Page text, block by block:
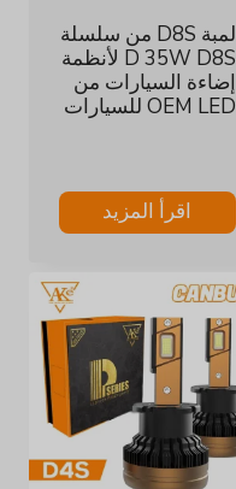
لمبة D8S من سلسلة
D 35W D8S لأنظمة
إضاءة السيارات من
OEM LED للسيارات
اقرأ المزيد